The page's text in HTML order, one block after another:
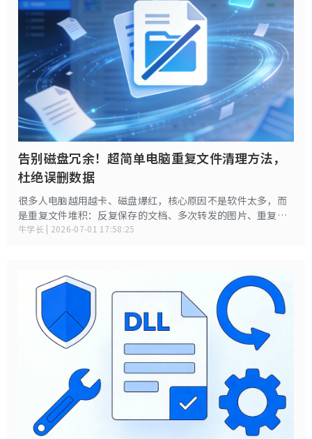
告别磁盘冗余！超简单电脑重复文件清理方法，
杜绝误删数据
很多人电脑越用越卡、磁盘爆红，核心原因不是软件太多，而
是重复文件堆积：反复保存的文档、多次转发的图片、重复下
载的安装包、备份残留的视频，大量一模一样的文件默默占用
牛学长 | 2026-07-01 17:58:25